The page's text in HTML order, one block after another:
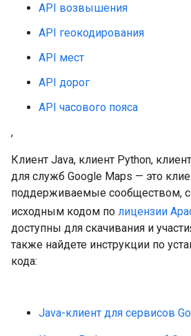
API возвышения
API геокодирования
API мест
API дорог
API часового пояса
,
Клиент Java, клиент Python,
для служб Google Maps — это
поддерживаемые сообществом,
исходным кодом по лицензии
доступны для скачивания и
также найдете инструкции по
кода:
Java-клиент для сервисов